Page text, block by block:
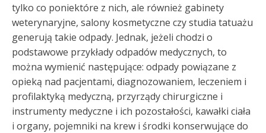
tylko co poniektóre z nich, ale również gabinety
weterynaryjne, salony kosmetyczne czy studia tatuażu
generują takie odpady. Jednak, jeżeli chodzi o
podstawowe przykłady odpadów medycznych, to
można wymienić następujące: odpady powiązane z
opieką nad pacjentami, diagnozowaniem, leczeniem i
profilaktyką medyczną, przyrządy chirurgiczne i
instrumenty medyczne i ich pozostałości, kawałki ciała
i organy, pojemniki na krew i środki konserwujące do